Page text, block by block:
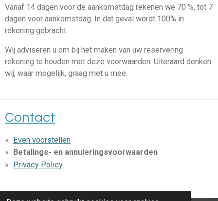
Vanaf 14 dagen voor de aankomstdag rekenen we 70 %, tot 7
dagen voor aankomstdag. In dat geval wordt 100% in
rekening gebracht.
Wij adviseren u om bij het maken van uw reservering
rekening te houden met deze voorwaarden. Uiteraard denken
wij, waar mogelijk, graag met u mee.
Contact
Even voorstellen
Betalings- en annuleringsvoorwaarden
Privacy Policy